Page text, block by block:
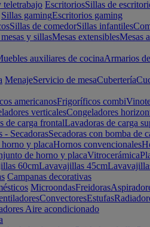
teletrabajo EscritoriosSillas de
Sillas gamingEscritorios gaming
Sillas de comedorSillas infantiles
y sillasMesas extensiblesMesas
auxiliares de cocinaArmarios
MenajeServicio de mesaCubertería
americanosFrigoríficos combi
verticalesCongeladores
de carga frontalLavadoras de carga
- SecadorasSecadoras con bomba de
y placaHornos convencionales
de horno y placaVitrocerámica
60cmLavavajillas 45cm
Campanas decorativas
MicroondasFreidoras
ConvectoresEstufas
Aire acondicionado